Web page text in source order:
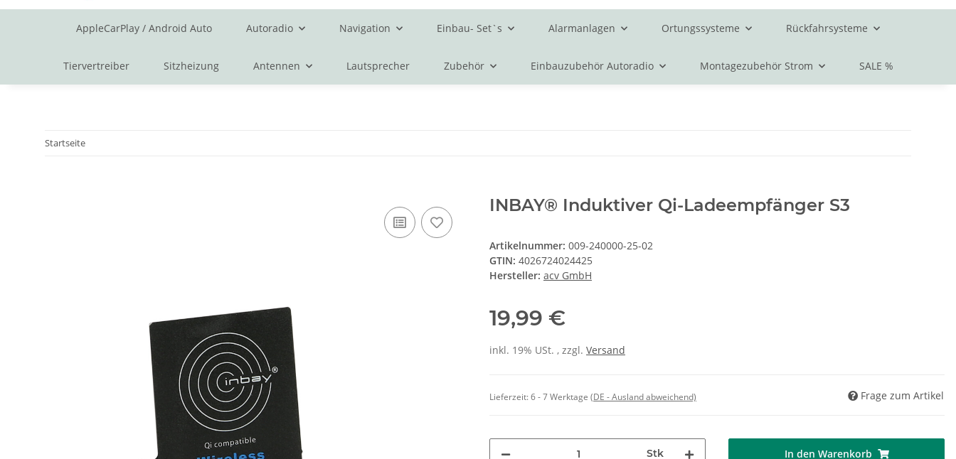
AppleCarPlay / Android Auto Autoradio Navigation Einbau- Set`s Alarmanlagen Ortungssysteme Rückfahrsysteme
Tiervertreiber Sitzheizung Antennen Lautsprecher Zubehör Einbauzubehör Autoradio Montagezubehör Strom SALE %
Startseite
INBAY® Induktiver Qi-Ladeempfänger S3
Artikelnummer: 009-240000-25-02
GTIN: 4026724024425
Hersteller: acv GmbH
19,99 €
inkl. 19% USt. , zzgl. Versand
Lieferzeit:6 - 7 Werktage (DE - Ausland abweichend) Frage zum Artikel
Stk In den Warenkorb